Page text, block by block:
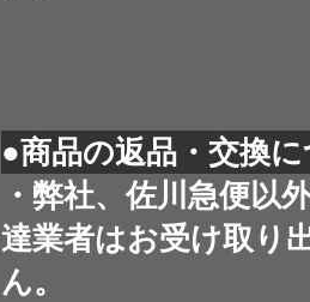
●商品の返品・交換
・弊社、佐川急便以
達業者はお受け取り
ん。